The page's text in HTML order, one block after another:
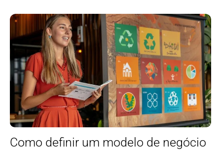
Como definir um modelo de negócio